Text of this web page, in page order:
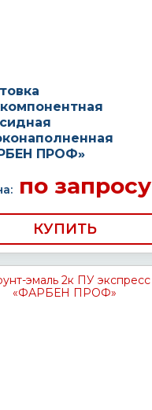
ПРОФ»
по запросу
КУПИТЬ